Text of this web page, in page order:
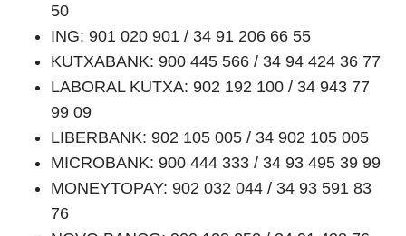
50
ING: 901 020 901 / 34 91 206 66 55
KUTXABANK: 900 445 566 / 34 94 424 36 77
LABORAL KUTXA: 902 192 100 / 34 943 77
99 09
LIBERBANK: 902 105 005 / 34 902 105 005
MICROBANK: 900 444 333 / 34 93 495 39 99
MONEYTOPAY: 902 032 044 / 34 93 591 83
76